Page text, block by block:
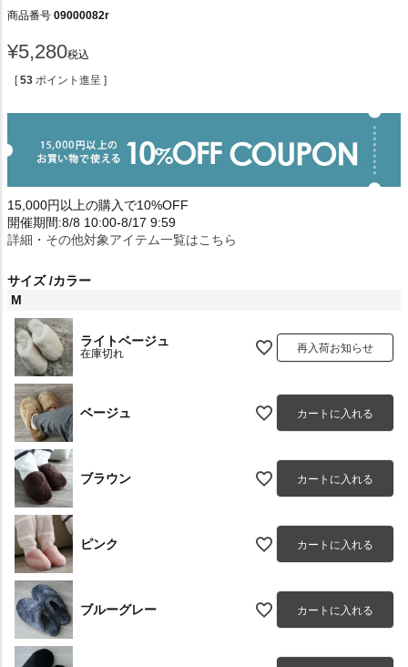
商品番号 09000082r
¥5,280税込
[ 53 ポイント進呈 ]
15,000円以上の購入で10%OFF
開催期間:8/8 10:00-8/17 9:59
詳細・その他対象アイテム一覧はこちら
サイズ カラー
M
ライトベージュ
在庫切れ 再入荷お知らせ
ベージュ カートに入れる
ブラウン カートに入れる
ピンク カートに入れる
ブルーグレー カートに入れる